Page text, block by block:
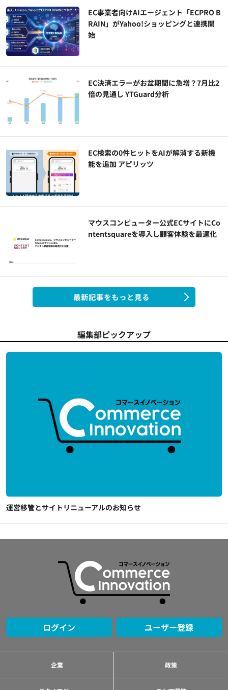
EC事業者向けAIエージェント「ECPRO B
RAIN」がYahoo!ショッピングと連携開
始
EC決済エラーがお盆期間に急増？7月比2
倍の見通し YTGuard分析
EC検索の0件ヒットをAIが解消する新機
能を追加 アピリッツ
マウスコンピューター公式ECサイトにCo
ntentsquareを導入し顧客体験を最適化
最新記事をもっと見る
編集部ピックアップ
運営移管とサイトリニューアルのお知らせ
ログイン ユーザー登録
企業 政策